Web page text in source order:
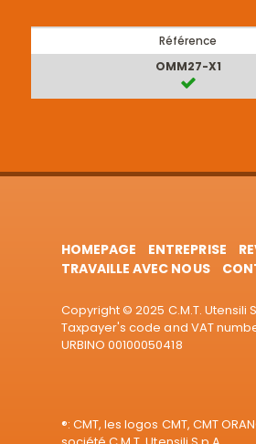
Référence
OMM27-X1
HOMEPAGE ENTREPRISE
TRAVAILLE AVEC NOUS
Copyright © 2025 C.M.T. Utensili
Taxpayer's code and VAT
URBINO 00100050418
®: CMT, les logos CMT, CMT